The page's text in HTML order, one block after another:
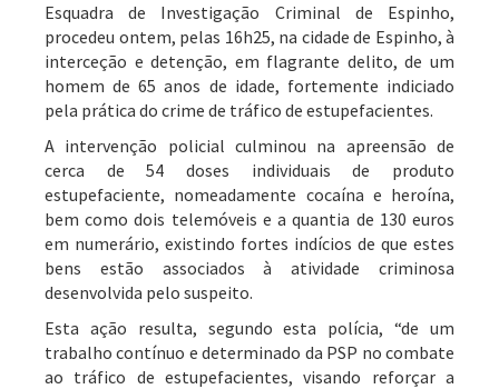
Esquadra de Investigação Criminal de Espinho,
procedeu ontem, pelas 16h25, na cidade de Espinho, à
interceção e detenção, em flagrante delito, de um
homem de 65 anos de idade, fortemente indiciado
pela prática do crime de tráfico de estupefacientes.
A intervenção policial culminou na apreensão de
cerca de 54 doses individuais de produto
estupefaciente, nomeadamente cocaína e heroína,
bem como dois telemóveis e a quantia de 130 euros
em numerário, existindo fortes indícios de que estes
bens estão associados à atividade criminosa
desenvolvida pelo suspeito.
Esta ação resulta, segundo esta polícia, “de um
trabalho contínuo e determinado da PSP no combate
ao tráfico de estupefacientes, visando reforçar a